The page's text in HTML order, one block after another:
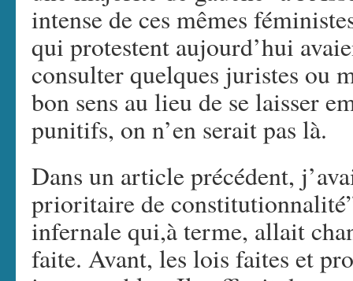
intense de ces mêmes
qui protestent aujourd’hui
consulter quelques juristes ou
bon sens au lieu de se laisser
punitifs, on n’en serait pas là.
Dans un article précédent,
prioritaire de
infernale qui,à terme, allait
faite. Avant, les lois faites et